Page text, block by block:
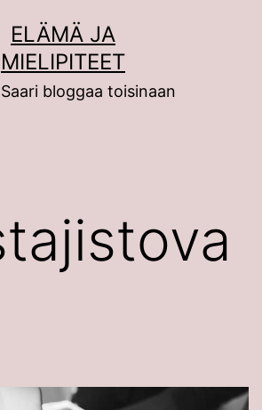
ELÄMÄ JA
MIELIPITEET
bloggaa toisinaan